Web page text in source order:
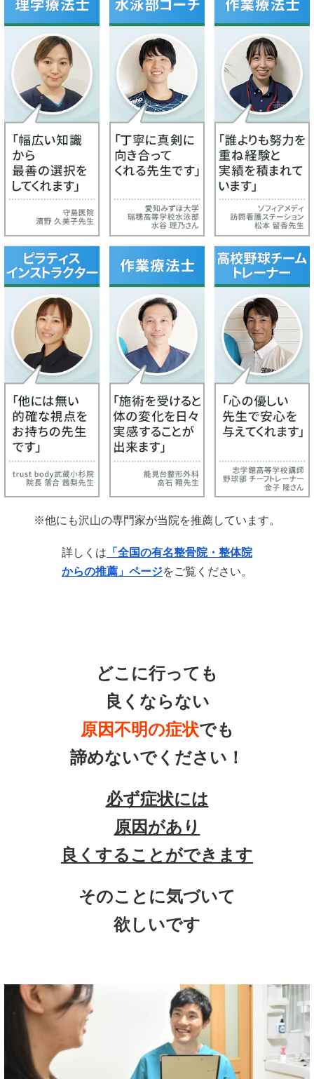
※他にも沢山の専門家が当院を推薦しています。
詳しくは 「全国の有名整骨院・整体院
からの推薦」ページをご覧ください。
どこに行っても
良くならない
原因不明の症状でも
諦めないでください！
必ず症状には
原因があり
良くすることができます
そのことに気づいて
欲しいです